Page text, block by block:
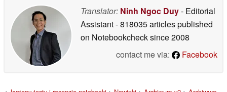
Translator: Ninh Ngoc Duy- Editorial
Assistant- 818035 articles published
on Notebookchecksince 2008
contact me via:
Facebook